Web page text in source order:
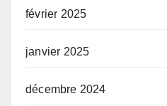
février 2025
janvier 2025
décembre 2024